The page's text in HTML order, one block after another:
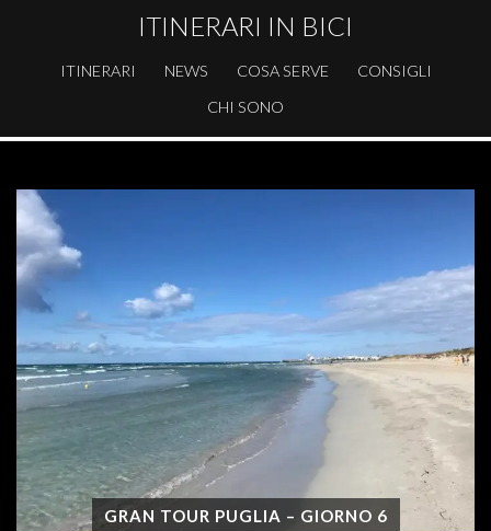
ITINERARI IN BICI
ITINERARI NEWS COSA SERVE
CONSIGLI
CHI SONO
GRAN TOUR PUGLIA – GIORNO 6